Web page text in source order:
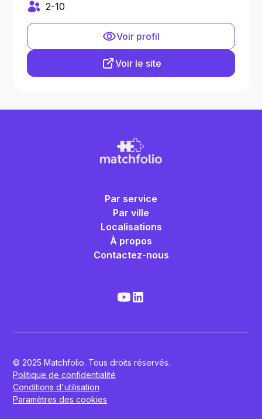
2-10
Voir profil
Voir le site
Par service
Par ville
Localisations
À propos
Contactez-nous
© 2025 Matchfolio. Tous droits réservés.
Politique de confidentialité
Conditions d'utilisation
Paramètres des cookies